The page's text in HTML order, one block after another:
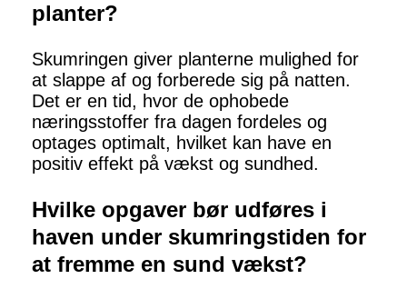
planter?
Skumringen giver planterne mulighed for
at slappe af og forberede sig på natten.
Det er en tid, hvor de ophobede
næringsstoffer fra dagen fordeles og
optages optimalt, hvilket kan have en
positiv effekt på vækst og sundhed.
Hvilke opgaver bør udføres i
haven under skumringstiden for
at fremme en sund vækst?